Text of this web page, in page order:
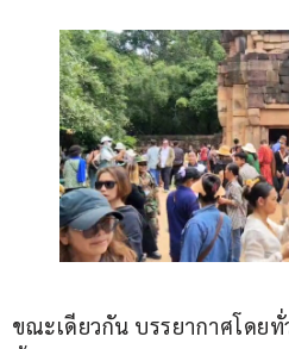
ขณะเดียวกัน บรรยากาศโดย